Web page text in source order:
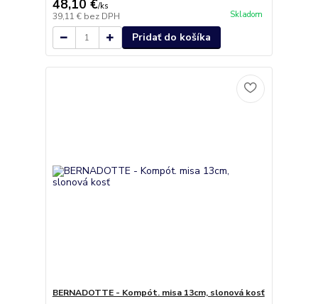
48,10 €/ks
39,11 € bez DPH Skladom
Pridať do košíka
BERNADOTTE - Kompót. misa 13cm, slonová kosť